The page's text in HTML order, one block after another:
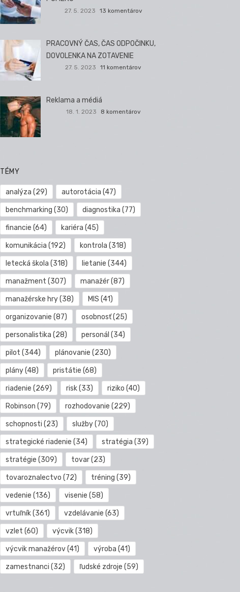
27. 5. 2023 13 komentárov
PRACOVNÝ ČAS, ČAS ODPOČINKU,
DOVOLENKA NA ZOTAVENIE
27. 5. 2023 11 komentárov
Reklama a médiá
18. 1. 2023 8 komentárov
TÉMY
analýza (29) autorotácia (47)
benchmarking (30) diagnostika (77)
financie (64) kariéra (45)
komunikácia (192) kontrola (318)
letecká škola (318) lietanie (344)
manažment (307) manažér(87)
manažérske hry(38) MIS (41)
organizovanie (87) osobnosť(25)
personalistika (28) personál (34)
pilot (344) plánovanie (230)
plány(48) pristátie (68)
riadenie (269) risk(33) riziko (40)
Robinson (79) rozhodovanie (229)
schopnosti (23) služby(70)
strategické riadenie (34) stratégia (39)
stratégie (309) tovar(23)
tovaroznalectvo (72) tréning (39)
vedenie (136) visenie (58)
vrtuľník(361) vzdelávanie (63)
vzlet (60) výcvik(318)
výcvik manažérov(41) výroba (41)
zamestnanci (32) ľudské zdroje (59)